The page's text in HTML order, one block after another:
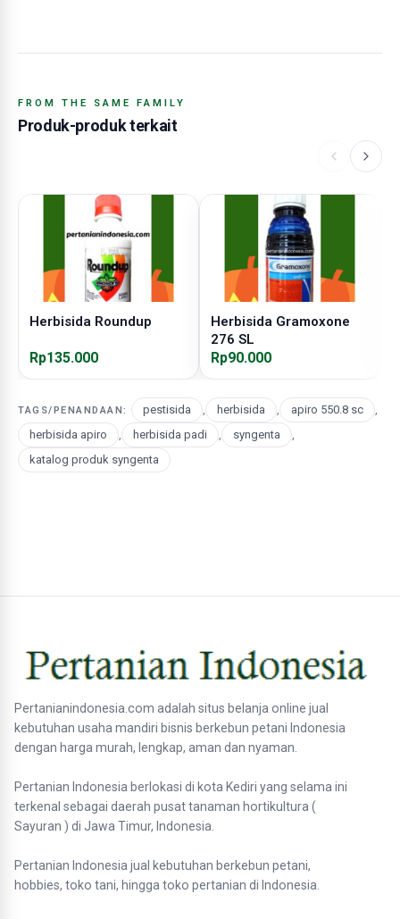
FROM THE SAME FAMILY
Produk-produk terkait
Herbisida Roundup
Rp135.000
Herbisida Gramoxone
276 SL
Rp90.000
TAGS/PENANDAAN: pestisida , herbisida , apiro 550.8 sc
,
herbisida apiro
, herbisida padi , syngenta
,
katalog produk syngenta
Pertanianindonesia.com adalah situs belanja online jual
kebutuhan usaha mandiri bisnis berkebun petani Indonesia
dengan harga murah, lengkap, aman dan nyaman.
Pertanian Indonesia berlokasi di kota Kediri yang selama ini
terkenal sebagai daerah pusat tanaman hortikultura (
Sayuran ) di Jawa Timur, Indonesia.
Pertanian Indonesia jual kebutuhan berkebun petani,
hobbies, toko tani, hingga toko pertanian di Indonesia.